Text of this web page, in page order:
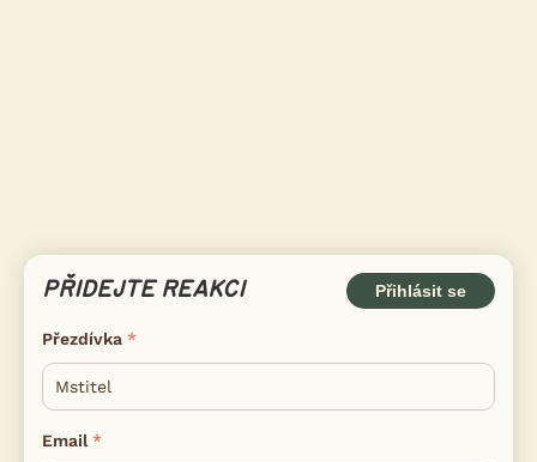
PŘIDEJTE REAKCI Přihlásit se
Přezdívka
Email